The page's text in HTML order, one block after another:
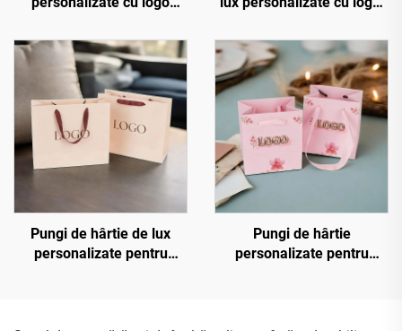
cumpărături boutique cu
propriul dvs. logo
alb, cadou pentru bijuterii,
în vânzare în bucăți, cu
logo
Pungi de hârtie de lux
personalizate pentru
Pungi de hârtie
personalizate pentru